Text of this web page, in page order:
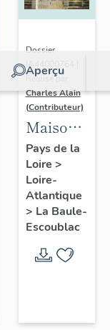
Aperçu
Dossier
IA44000764 |
Réalisé par
Charles Alain
(Contributeur)
Maison
dite villa
balnéaire
Gazonette
puis
Romance,
avenue
Pays de la
Loire >
Loire-
Atlantique
> La Baule-
Escoublac